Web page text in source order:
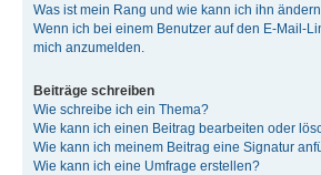
Was ist mein Rang und wie kann ich ihn
Wenn ich bei einem Benutzer auf den E-Mail-
mich anzumelden.
Beiträge schreiben
Wie schreibe ich ein Thema?
Wie kann ich einen Beitrag bearbeiten oder
Wie kann ich meinem Beitrag eine Signatur
Wie kann ich eine Umfrage erstellen?